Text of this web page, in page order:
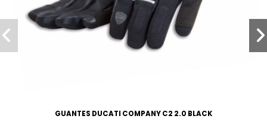
GUANTES DUCATI COMPANY C2 2.0 BLACK